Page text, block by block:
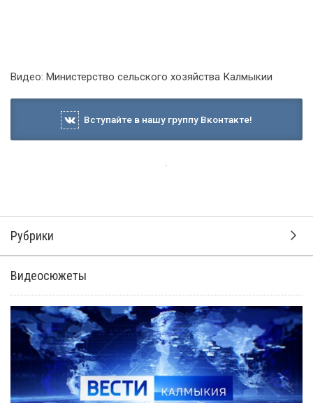
Видео: Министерство сельского хозяйства Калмыкии
Вступайте в нашу группу Вконтакте!
Рубрики
Видеосюжеты